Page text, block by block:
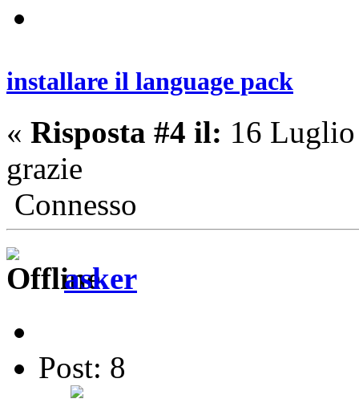
installare il language pack
« Risposta #4 il: 16
grazie
Connesso
asker
Post: 8